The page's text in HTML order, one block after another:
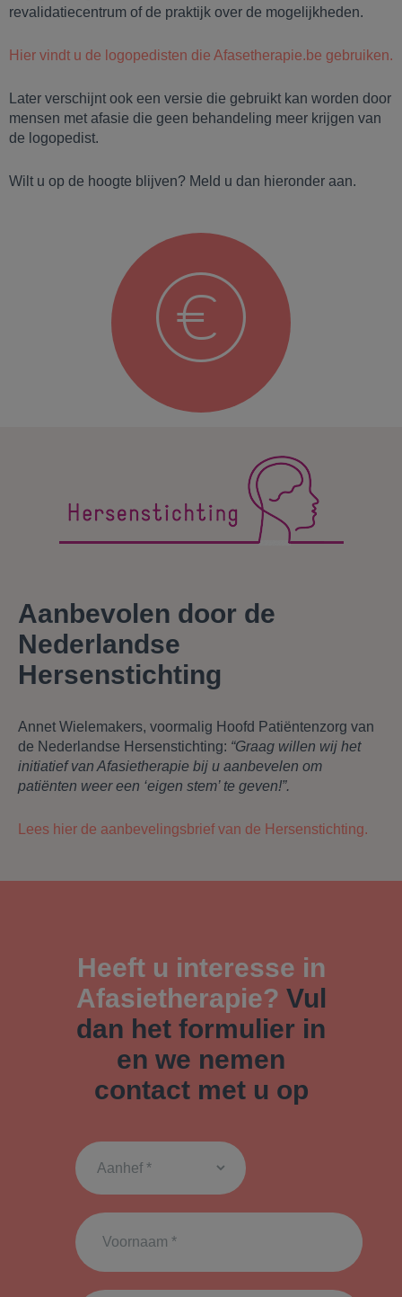
revalidatiecentrum of de praktijk over de mogelijkheden.
Hier vindt u de logopedisten die Afasetherapie.be gebruiken.
Later verschijnt ook een versie die gebruikt kan worden door
mensen met afasie die geen behandeling meer krijgen van
de logopedist.
Wilt u op de hoogte blijven? Meld u dan hieronder aan.
Aanbevolen door de
Nederlandse
Hersenstichting
Annet Wielemakers, voormalig Hoofd Patiëntenzorg van
de Nederlandse Hersenstichting: “Graag willen wij het
initiatief van Afasietherapie bij u aanbevelen om
patiënten weer een ‘eigen stem’ te geven!”.
Lees hier de aanbevelingsbrief van de Hersenstichting.
Heeft u interesse in
Afasietherapie? Vul
dan het formulier in
en we nemen
contact met u op